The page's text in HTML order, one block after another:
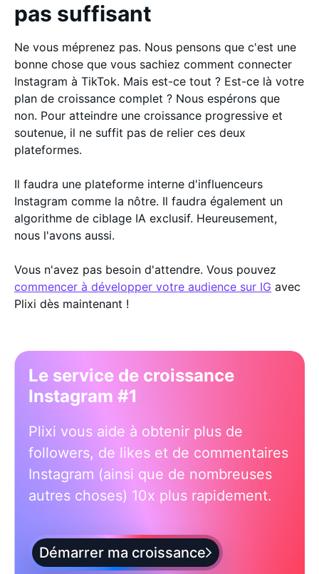
pas suffisant
Ne vous méprenez pas. Nous pensons que c'est une
bonne chose que vous sachiez comment connecter
Instagram à TikTok. Mais est-ce tout ? Est-ce là votre
plan de croissance complet ? Nous espérons que
non. Pour atteindre une croissance progressive et
soutenue, il ne suffit pas de relier ces deux
plateformes.
Il faudra une plateforme interne d'influenceurs
Instagram comme la nôtre. Il faudra également un
algorithme de ciblage IA exclusif. Heureusement,
nous l'avons aussi.
Vous n'avez pas besoin d'attendre. Vous pouvez
commencer à développer votre audience sur IG avec
Plixi dès maintenant !
Le service de croissance
Instagram #1
Plixi vous aide à obtenir plus de
followers, de likes et de commentaires
Instagram (ainsi que de nombreuses
autres choses) 10x plus rapidement.
Démarrer ma croissance